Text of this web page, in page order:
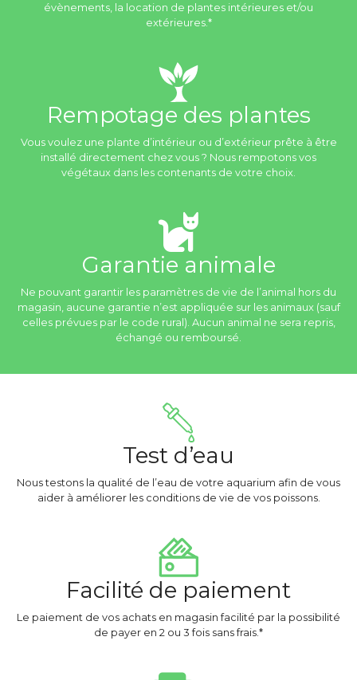
évènements, la location de plantes intérieures et/ou
extérieures.*
Rempotage des plantes
Vous voulez une plante d’intérieur ou d’extérieur prête à être
installé directement chez vous ? Nous rempotons vos
végétaux dans les contenants de votre choix.
Garantie animale
Ne pouvant garantir les paramètres de vie de l’animal hors du
magasin, aucune garantie n’est appliquée sur les animaux (sauf
celles prévues par le code rural). Aucun animal ne sera repris,
échangé ou remboursé.
Test d’eau
Nous testons la qualité de l’eau de votre aquarium afin de vous
aider à améliorer les conditions de vie de vos poissons.
Facilité de paiement
Le paiement de vos achats en magasin facilité par la possibilité
de payer en 2 ou 3 fois sans frais.*